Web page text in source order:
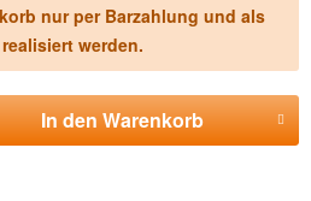
nur per Barzahlung und als
werden.
In denWarenkorb